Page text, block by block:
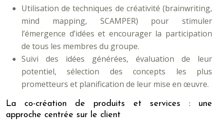
Utilisation de techniques de créativité (brainwriting,
mind mapping, SCAMPER) pour stimuler
l’émergence d’idées et encourager la participation
de tous les membres du groupe.
Suivi des idées générées, évaluation de leur
potentiel, sélection des concepts les plus
prometteurs et planification de leur mise en œuvre.
La co-création de produits et services : une
approche centrée sur le client